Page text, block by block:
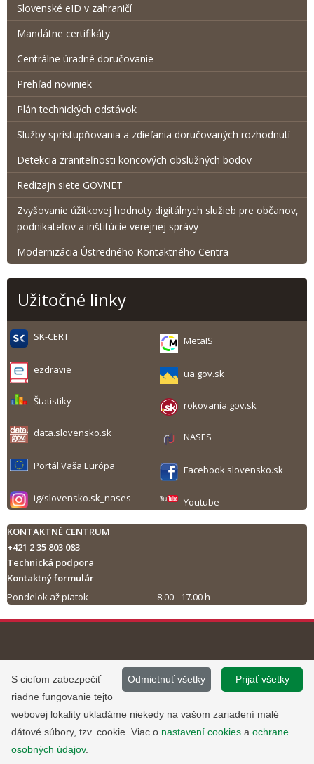
Slovenské eID v zahraničí
Mandátne certifikáty
Centrálne úradné doručovanie
Prehľad noviniek
Plán technických odstávok
Služby sprístupňovania a zdieľania doručovaných rozhodnutí
Detekcia zraniteľnosti koncových obslužných bodov
Redizajn siete GOVNET
Zvyšovanie úžitkovej hodnoty digitálnych služieb pre občanov,
podnikateľov a inštitúcie verejnej správy
Modernizácia Ústredného Kontaktného Centra
Užitočné linky
SK-CERT MetaIS
ezdravie ua.gov.sk
Štatistiky rokovania.gov.sk
data.slovensko.sk NASES
Portál Vaša Európa Facebook slovensko.sk
ig/slovensko.sk_nases Youtube
KONTAKTNÉ CENTRUM
+421 2 35 803 083
Technická podpora
Kontaktný formulár
Pondelok až piatok
8.00 - 17.00 h
Tlač obsahu
©2013 - 2026, Slovensko.sk
Informácie zverejnené na portáli
majú informatívny charakter.
Prevádzku stránky
www.slovensko.sk a správu jej
obsahu zabezpečuje
Prijať všetky
Odmietnuť všetky
S cieľom zabezpečiť
riadne fungovanie tejto
webovej lokality ukladáme niekedy na vašom zariadení malé
dátové súbory, tzv. cookie. Viac o nastavení cookies a ochrane
osobných údajov.